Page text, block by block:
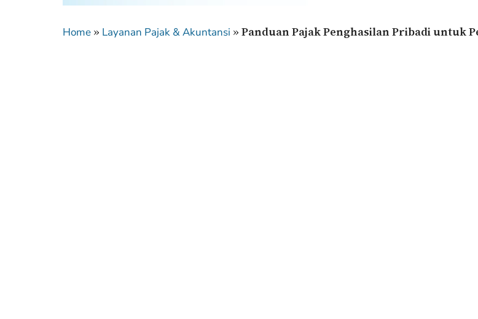
Home » Layanan Pajak & Akuntansi » Panduan Pajak Penghasilan Pribadi untuk